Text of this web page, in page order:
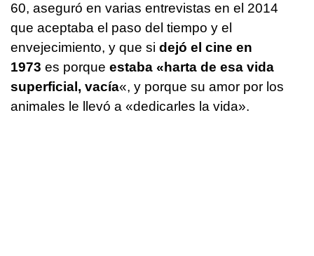
60, aseguró en varias entrevistas en el 2014
que aceptaba el paso del tiempo y el
envejecimiento, y que si dejó el cine en
1973 es porque estaba «harta de esa vida
superficial, vacía«, y porque su amor por los
animales le llevó a «dedicarles la vida».